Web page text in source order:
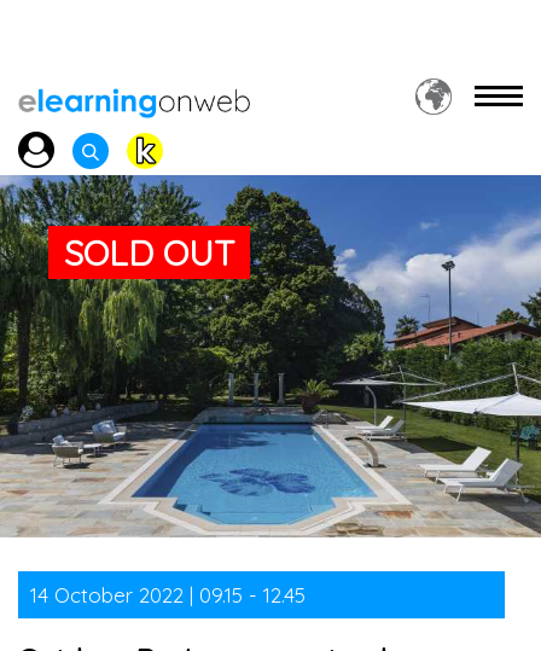
SOLD OUT
14 October 2022 | 09.15 - 12.45